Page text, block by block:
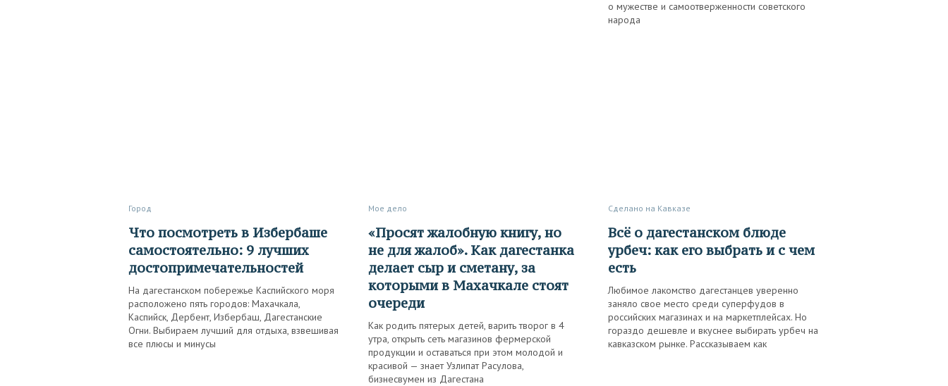
о мужестве и самоотверженности cоветского
народа
Город
Что посмотреть в Избербаше
самостоятельно: 9 лучших
достопримечательностей
На дагестанском побережье Каспийского моря
расположено пять городов: Махачкала,
Каспийск, Дербент, Избербаш, Дагестанские
Огни. Выбираем лучший для отдыха, взвешивая
все плюсы и минусы
Мое дело
«Просят жалобную книгу, но
не для жалоб». Как дагестанка
делает сыр и сметану, за
которыми в Махачкале стоят
очереди
Как родить пятерых детей, варить творог в 4
утра, открыть сеть магазинов фермерской
продукции и оставаться при этом молодой и
красивой — знает Узлипат Расулова,
бизнесвумен из Дагестана
Сделано на Кавказе
Всё о дагестанском блюде
урбеч: как его выбрать и с чем
есть
Любимое лакомство дагестанцев уверенно
заняло свое место среди суперфудов в
российских магазинах и на маркетплейсах. Но
гораздо дешевле и вкуснее выбирать урбеч на
кавказском рынке. Рассказываем как